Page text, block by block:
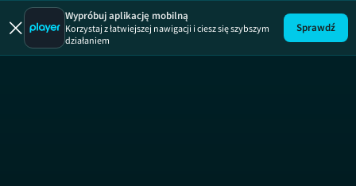
Wypróbuj aplikację mobilną
Korzystaj z łatwiejszej nawigacji i ciesz się szybszym
działaniem
Sprawdź